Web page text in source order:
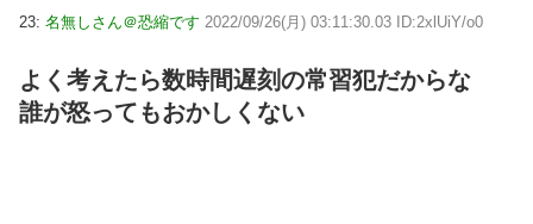
23: 名無しさん＠恐縮です 2022/09/26(月) 03:11:30.03 ID:2xlUiY/o0
よく考えたら数時間遅刻の常習犯だからな
誰が怒ってもおかしくない